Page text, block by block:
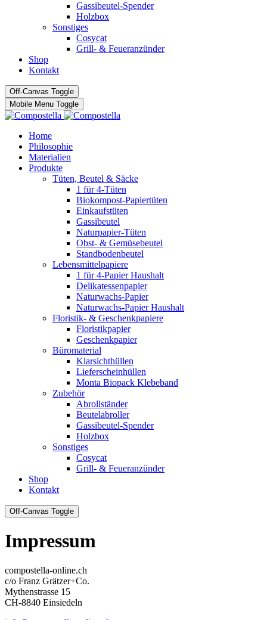
Gassibeutel-Spender
Holzbox
Sonstiges
Cosycat
Grill- & Feueranzünder
Shop
Kontakt
Off-Canvas Toggle
Mobile Menu Toggle
Home
Philosophie
Materialien
Produkte
Tüten, Beutel & Säcke
1 für 4-Tüten
Biokompost-Papiertüten
Einkaufstüten
Gassibeutel
Naturpapier-Tüten
Obst- & Gemüsebeutel
Standbodenbeutel
Lebensmittelpapiere
1 für 4-Papier Haushalt
Delikatessenpapier
Naturwachs-Papier
Naturwachs-Papier Haushalt
Floristik- & Geschenkpapiere
Floristikpapier
Geschenkpapier
Büromaterial
Klarsichthüllen
Lieferscheinhüllen
Monta Biopack Klebeband
Zubehör
Abrollständer
Beutelabroller
Gassibeutel-Spender
Holzbox
Sonstiges
Cosycat
Grill- & Feueranzünder
Shop
Kontakt
Off-Canvas Toggle
Impressum
compostella-online.ch
c/o Franz Grätzer+Co.
Mythenstrasse 15
CH-8840 Einsiedeln